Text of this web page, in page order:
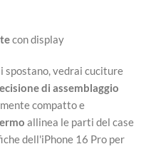
con display
spostano, vedrai cuciture
di assemblaggio
compatto e
allinea le parti del case
dell'iPhone 16 Pro per